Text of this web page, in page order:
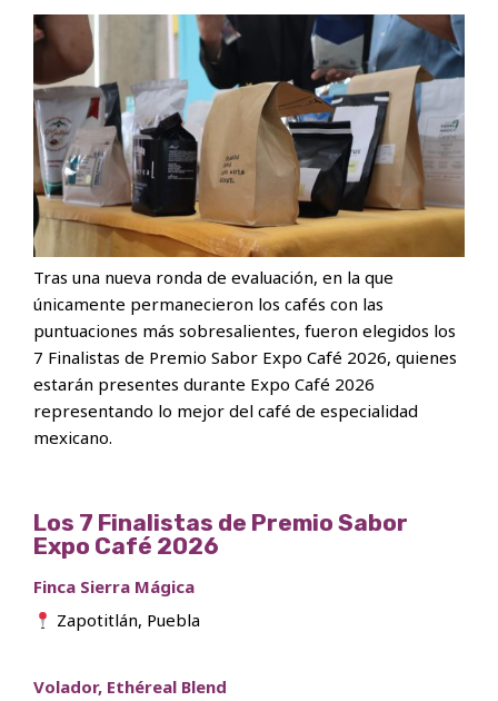
Tras una nueva ronda de evaluación, en la que
únicamente permanecieron los cafés con las
puntuaciones más sobresalientes, fueron elegidos los
7 Finalistas de Premio Sabor Expo Café 2026, quienes
estarán presentes durante Expo Café 2026
representando lo mejor del café de especialidad
mexicano.
Los 7 Finalistas de Premio Sabor
Expo Café 2026
Finca Sierra Mágica
Zapotitlán, Puebla
Volador, Ethéreal Blend